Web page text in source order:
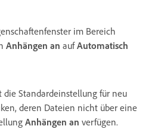
im Bereich
Anhängen an aufAutomatisch
die Standardeinstellung für neu
deren Dateien nicht über eine
Anhängen an verfügen.